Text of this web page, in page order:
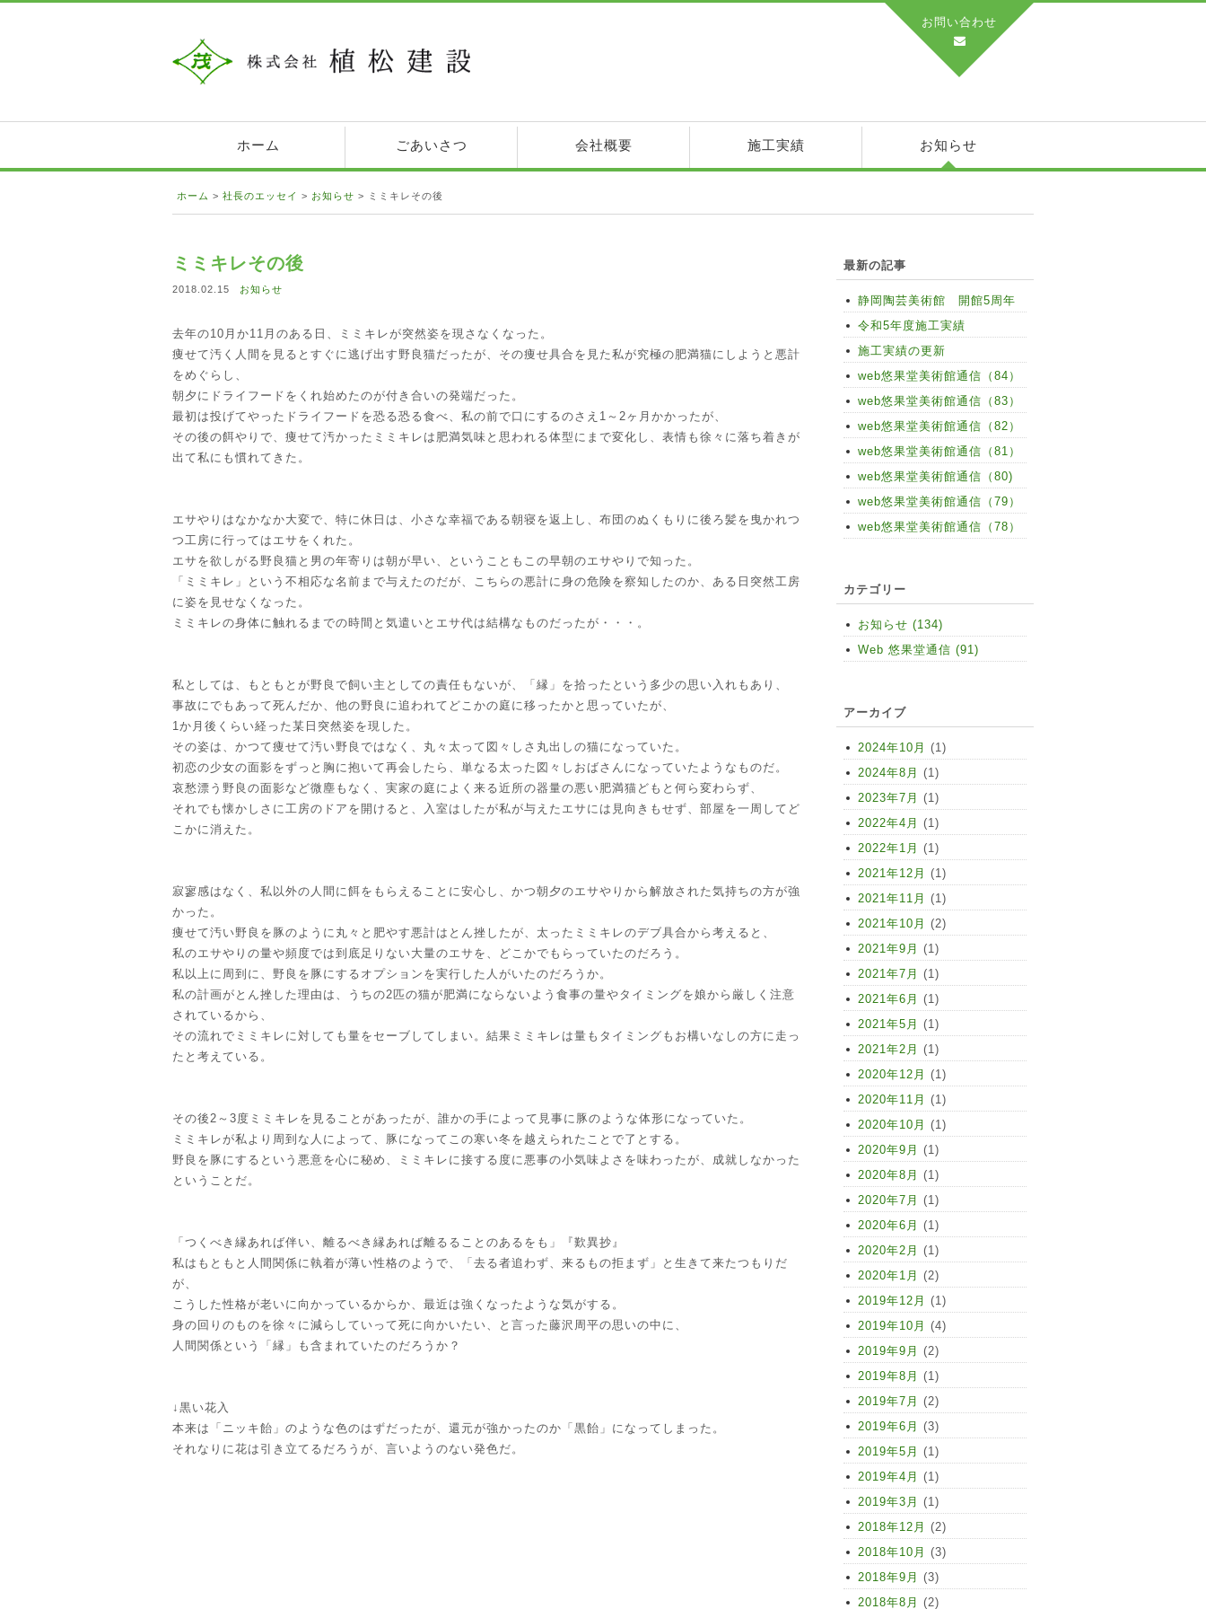
お問い合わせ
ホーム ごあいさつ 会社概要 施工実績 お知らせ
ホーム > 社長のエッセイ > お知らせ > ミミキレその後
ミミキレその後
2018.02.15 お知らせ
去年の10月か11月のある日、ミミキレが突然姿を現さなくなった。
痩せて汚く人間を見るとすぐに逃げ出す野良猫だったが、その痩せ具合を見た私が究極の肥満猫にしようと悪計
をめぐらし、
朝夕にドライフードをくれ始めたのが付き合いの発端だった。
最初は投げてやったドライフードを恐る恐る食べ、私の前で口にするのさえ1～2ヶ月かかったが、
その後の餌やりで、痩せて汚かったミミキレは肥満気味と思われる体型にまで変化し、表情も徐々に落ち着きが
出て私にも慣れてきた。
エサやりはなかなか大変で、特に休日は、小さな幸福である朝寝を返上し、布団のぬくもりに後ろ髪を曳かれつ
つ工房に行ってはエサをくれた。
エサを欲しがる野良猫と男の年寄りは朝が早い、ということもこの早朝のエサやりで知った。
「ミミキレ」という不相応な名前まで与えたのだが、こちらの悪計に身の危険を察知したのか、ある日突然工房
に姿を見せなくなった。
ミミキレの身体に触れるまでの時間と気遣いとエサ代は結構なものだったが・・・。
私としては、もともとが野良で飼い主としての責任もないが、「縁」を拾ったという多少の思い入れもあり、
事故にでもあって死んだか、他の野良に追われてどこかの庭に移ったかと思っていたが、
1か月後くらい経った某日突然姿を現した。
その姿は、かつて痩せて汚い野良ではなく、丸々太って図々しさ丸出しの猫になっていた。
初恋の少女の面影をずっと胸に抱いて再会したら、単なる太った図々しおばさんになっていたようなものだ。
哀愁漂う野良の面影など微塵もなく、実家の庭によく来る近所の器量の悪い肥満猫どもと何ら変わらず、
それでも懐かしさに工房のドアを開けると、入室はしたが私が与えたエサには見向きもせず、部屋を一周してど
こかに消えた。
寂寥感はなく、私以外の人間に餌をもらえることに安心し、かつ朝夕のエサやりから解放された気持ちの方が強
かった。
痩せて汚い野良を豚のように丸々と肥やす悪計はとん挫したが、太ったミミキレのデブ具合から考えると、
私のエサやりの量や頻度では到底足りない大量のエサを、どこかでもらっていたのだろう。
私以上に周到に、野良を豚にするオプションを実行した人がいたのだろうか。
私の計画がとん挫した理由は、うちの2匹の猫が肥満にならないよう食事の量やタイミングを娘から厳しく注意
されているから、
その流れでミミキレに対しても量をセーブしてしまい。結果ミミキレは量もタイミングもお構いなしの方に走っ
たと考えている。
その後2～3度ミミキレを見ることがあったが、誰かの手によって見事に豚のような体形になっていた。
ミミキレが私より周到な人によって、豚になってこの寒い冬を越えられたことで了とする。
野良を豚にするという悪意を心に秘め、ミミキレに接する度に悪事の小気味よさを味わったが、成就しなかった
ということだ。
「つくべき縁あれば伴い、離るべき縁あれば離るることのあるをも」『歎異抄』
私はもともと人間関係に執着が薄い性格のようで、「去る者追わず、来るもの拒まず」と生きて来たつもりだ
が、
こうした性格が老いに向かっているからか、最近は強くなったような気がする。
身の回りのものを徐々に減らしていって死に向かいたい、と言った藤沢周平の思いの中に、
人間関係という「縁」も含まれていたのだろうか？
↓黒い花入
本来は「ニッキ飴」のような色のはずだったが、還元が強かったのか「黒飴」になってしまった。
それなりに花は引き立てるだろうが、言いようのない発色だ。
最新の記事
静岡陶芸美術館 開館5周年
令和5年度施工実績
施工実績の更新
web悠果堂美術館通信（84）
web悠果堂美術館通信（83）
web悠果堂美術館通信（82）
web悠果堂美術館通信（81）
web悠果堂美術館通信（80)
web悠果堂美術館通信（79）
web悠果堂美術館通信（78）
カテゴリー
お知らせ (134)
Web 悠果堂通信 (91)
アーカイブ
2024年10月 (1)
2024年8月 (1)
2023年7月 (1)
2022年4月 (1)
2022年1月 (1)
2021年12月 (1)
2021年11月 (1)
2021年10月 (2)
2021年9月 (1)
2021年7月 (1)
2021年6月 (1)
2021年5月 (1)
2021年2月 (1)
2020年12月 (1)
2020年11月 (1)
2020年10月 (1)
2020年9月 (1)
2020年8月 (1)
2020年7月 (1)
2020年6月 (1)
2020年2月 (1)
2020年1月 (2)
2019年12月 (1)
2019年10月 (4)
2019年9月 (2)
2019年8月 (1)
2019年7月 (2)
2019年6月 (3)
2019年5月 (1)
2019年4月 (1)
2019年3月 (1)
2018年12月 (2)
2018年10月 (3)
2018年9月 (3)
2018年8月 (2)